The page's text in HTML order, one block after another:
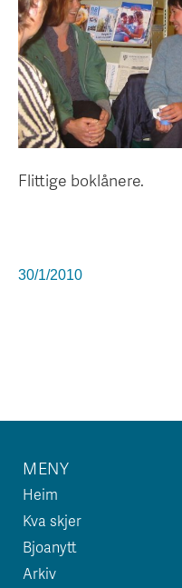
Flittige boklånere.
30/1/2010
MENY
Heim
Kva skjer
Bjoanytt
Arkiv